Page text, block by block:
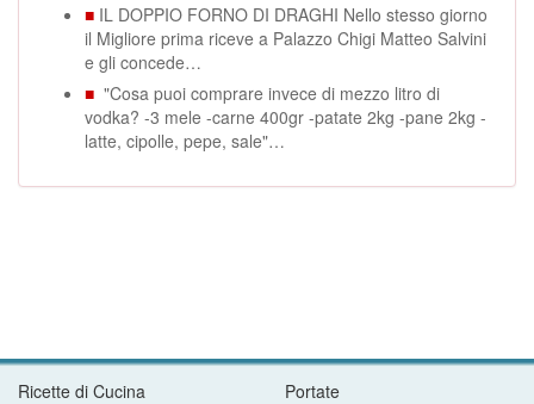
■ IL DOPPIO FORNO DI DRAGHI Nello stesso giorno
il Migliore prima riceve a Palazzo Chigi Matteo Salvini
e gli concede…
■ "Cosa puoi comprare invece di mezzo litro di
vodka? -3 mele -carne 400gr -patate 2kg -pane 2kg -
latte, cipolle, pepe, sale"…
Ricette di Cucina
Portate